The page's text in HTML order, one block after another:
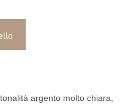
argento molto chiara,